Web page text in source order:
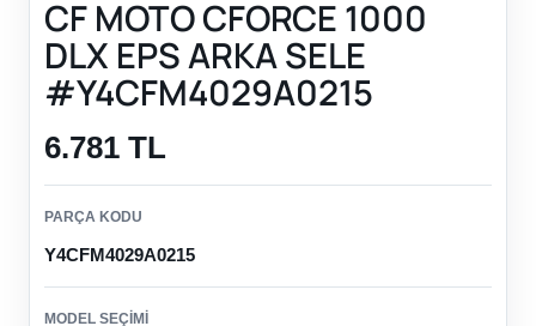
CF MOTO CFORCE 1000
DLX EPS ARKA SELE
#Y4CFM4029A0215
6.781 TL
PARÇA KODU
Y4CFM4029A0215
MODEL SEÇIMI